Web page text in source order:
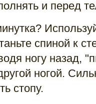
и перед
спиной к
ногу назад,
ногой.
стопу.